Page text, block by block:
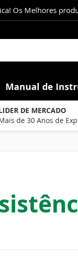
Os Melhores
Manual de
DE MERCADO
de 30 Anos de